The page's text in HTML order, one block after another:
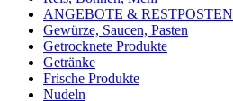
ANGEBOTE & RESTPOSTEN
Gewürze, Saucen, Pasten
Getrocknete Produkte
Getränke
Frische Produkte
Nudeln